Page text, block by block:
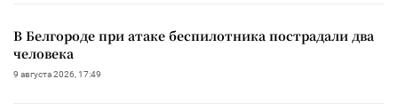
В Белгороде при атаке беспилотника пострадали два
человека
9 августа 2026, 17:49